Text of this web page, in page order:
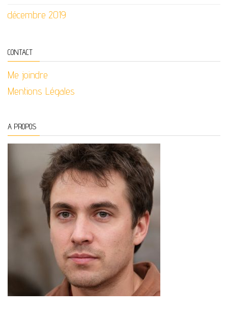
décembre 2019
CONTACT
Me joindre
Mentions Légales
A PROPOS